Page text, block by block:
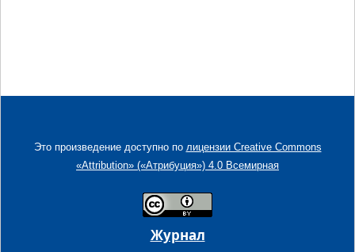
Это произведение доступно по лицензии Creative Commons
«Attribution» («Атрибуция») 4.0 Всемирная
Журнал